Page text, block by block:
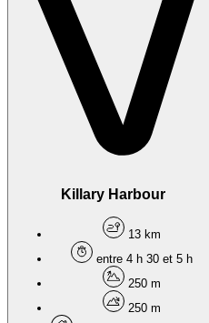
Killary Harbour
13 km
entre 4 h 30 et 5 h
250 m
250 m